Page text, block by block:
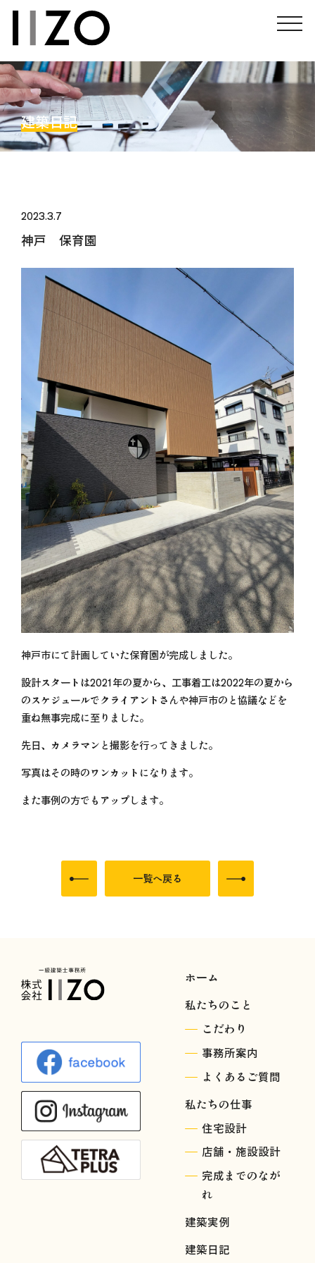
建築日記
2023.3.7
神戸 保育園
神戸市にて計画していた保育園が完成しました。
設計スタートは2021年の夏から、工事着工は2022年の夏から
のスケジュールでクライアントさんや神戸市のと協議などを
重ね無事完成に至りました。
先日、カメラマンと撮影を行ってきました。
写真はその時のワンカットになります。
また事例の方でもアップします。
一覧へ戻る
ホーム
私たちのこと
こだわり
事務所案内
よくあるご質問
私たちの仕事
住宅設計
店舗・施設設計
完成までのなが
れ
建築実例
建築日記